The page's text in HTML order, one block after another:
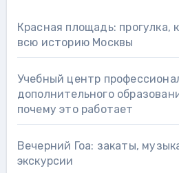
Красная площадь: прогулка,
всю историю Москвы
Учебный центр
дополнительного
почему это работает
Вечерний Гоа: закаты,
экскурсии